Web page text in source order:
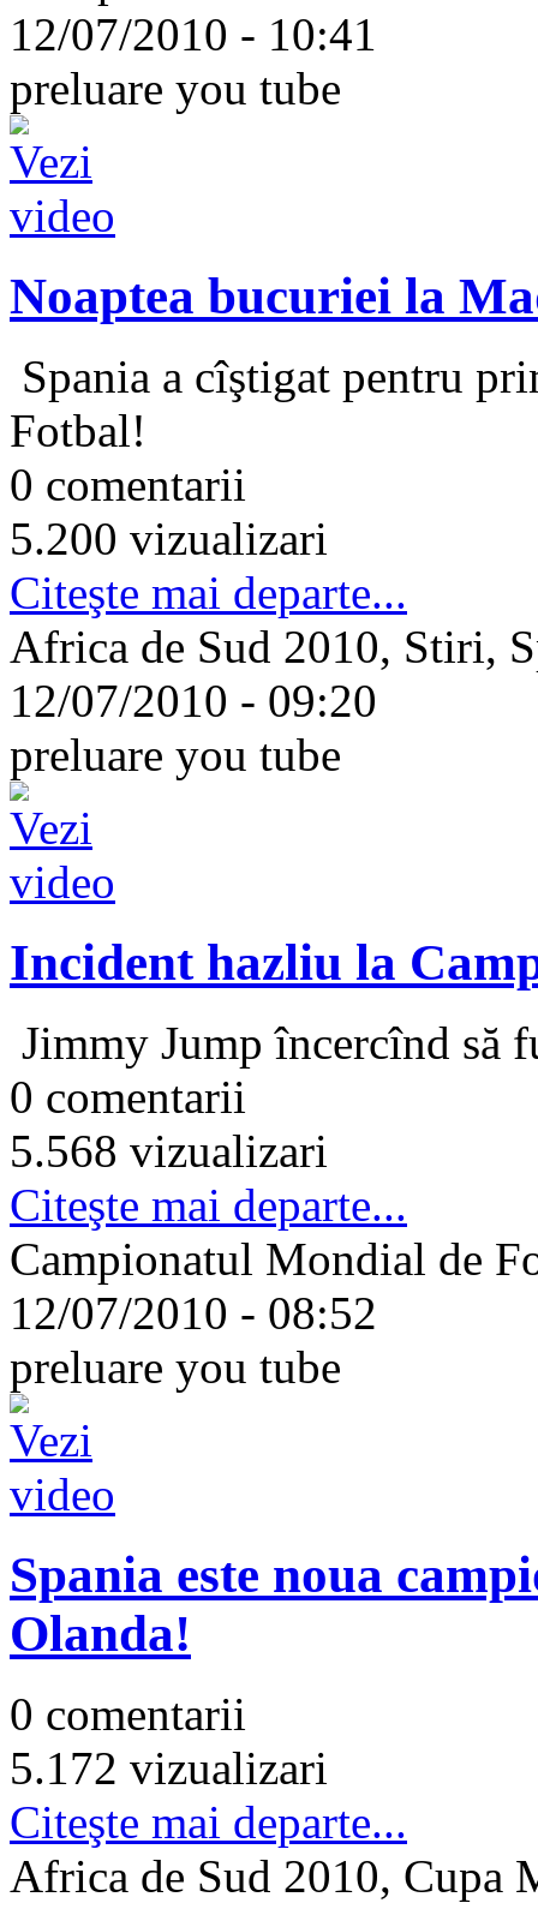
12/07/2010 - 10:41
preluare you tube
Noaptea bucuriei la
Spania a cîştigat pentru
Fotbal!
0 comentarii
5.200 vizualizari
Citeşte mai departe...
Africa de Sud 2010, Stiri,
12/07/2010 - 09:20
preluare you tube
Incident hazliu la
Jimmy Jump încercînd să
0 comentarii
5.568 vizualizari
Citeşte mai departe...
Campionatul Mondial de
12/07/2010 - 08:52
preluare you tube
Spania este noua
Olanda!
0 comentarii
5.172 vizualizari
Citeşte mai departe...
Africa de Sud 2010, Cupa